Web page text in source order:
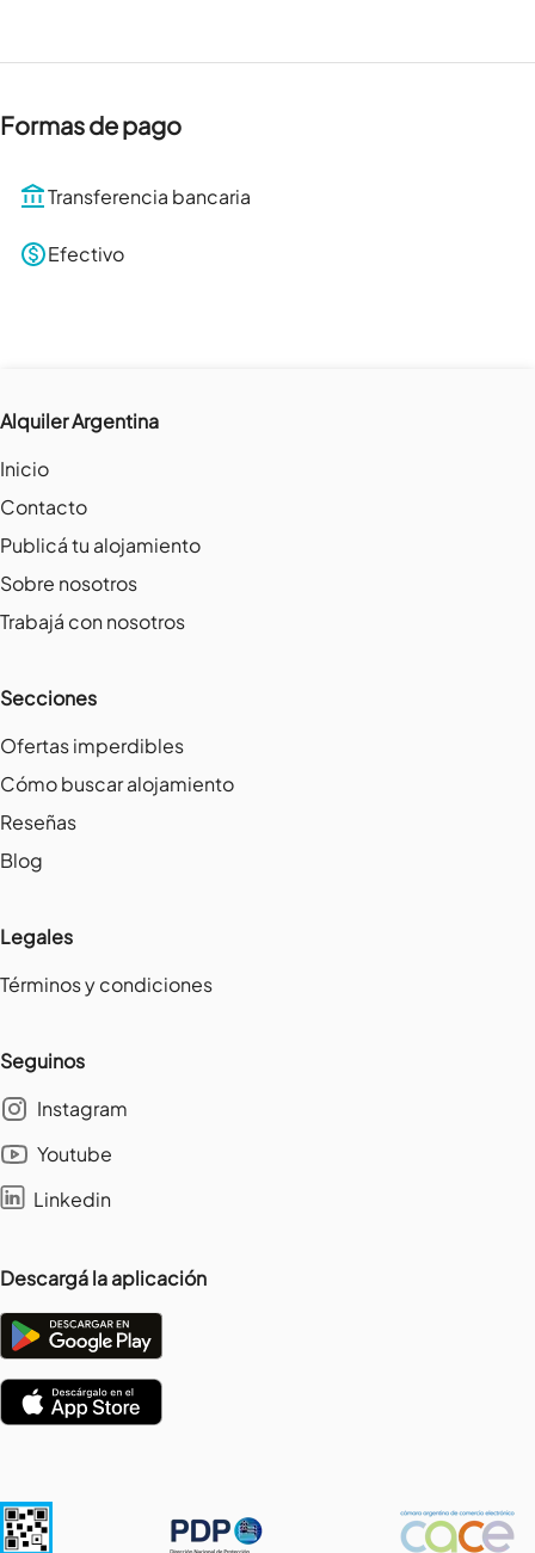
Formas de pago
Transferencia bancaria
Efectivo
Alquiler Argentina
Inicio
Contacto
Publicá tu alojamiento
Sobre nosotros
Trabajá con nosotros
Secciones
Ofertas imperdibles
Cómo buscar alojamiento
Reseñas
Blog
Legales
Términos y condiciones
Seguinos
Instagram
Youtube
Linkedin
Descargá la aplicación